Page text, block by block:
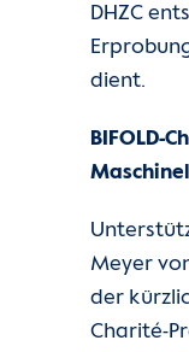
DHZC
dient.
BIFOLD-
Meyer
der
Charité-